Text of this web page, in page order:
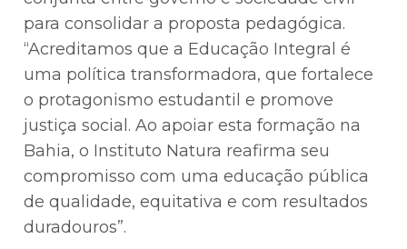
para consolidar a proposta pedagógica.
“Acreditamos que a Educação Integral é
uma política transformadora, que fortalece
o protagonismo estudantil e promove
justiça social. Ao apoiar esta formação na
Bahia, o Instituto Natura reafirma seu
compromisso com uma educação pública
de qualidade, equitativa e com resultados
duradouros”.